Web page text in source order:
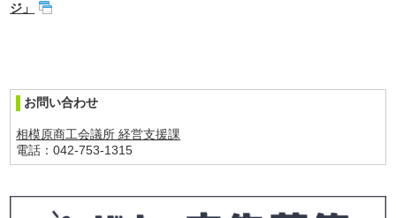
ジ」
お問い合わせ
相模原商工会議所 経営支援課
電話：042-753-1315